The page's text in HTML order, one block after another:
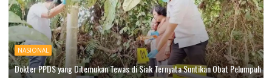
NASIONAL
Dokter PPDS yang Ditemukan Tewas di Siak Ternyata Suntikan Obat Pelumpuh